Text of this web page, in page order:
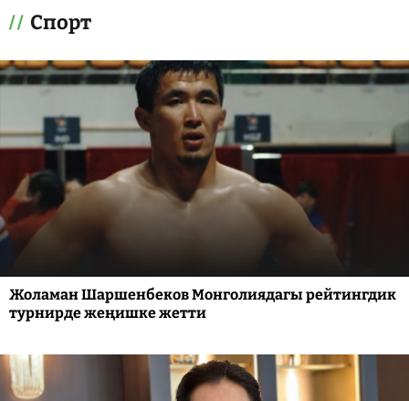
Спорт
Жоламан Шаршенбеков Монголиядагы рейтингдик
турнирде жеңишке жетти